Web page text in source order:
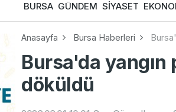
BURSA GÜNDEM SİYASET
Anasayfa Bursa Haberleri
Bursa'da
döküldü